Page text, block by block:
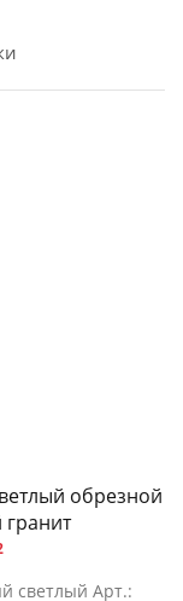
обрезной
светлый Арт.: